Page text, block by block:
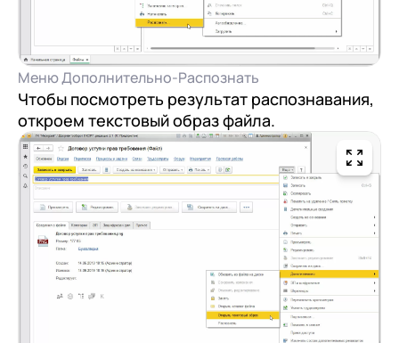
Меню Дополнительно-Распознать
Чтобы посмотреть результат распознавания,
откроем текстовый образ файла.